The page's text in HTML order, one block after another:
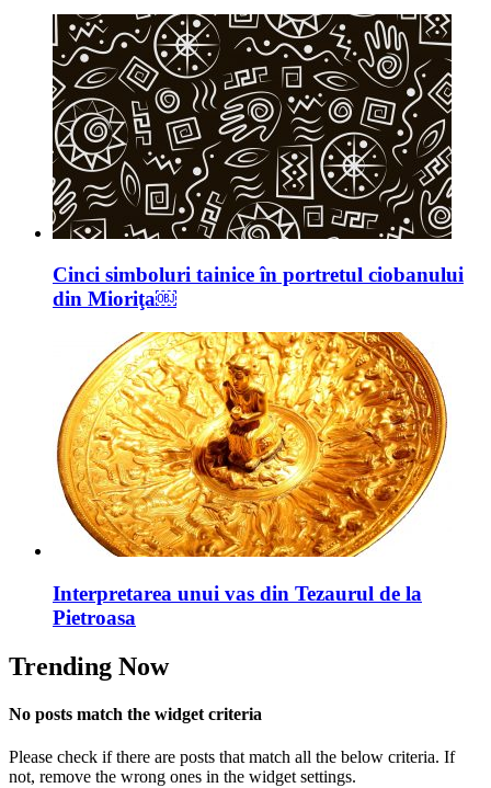
Cinci simboluri tainice în portretul ciobanului
din Mioriţa￼
Interpretarea unui vas din Tezaurul de la
Pietroasa
Trending Now
No posts match the widget criteria
Please check if there are posts that match all the below criteria. If
not, remove the wrong ones in the widget settings.